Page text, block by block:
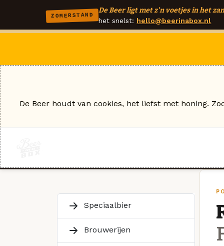
ZOMERSTAND
De Beer ligt met z'n voetjes in het
het snelst: hello@beerinabox.nl
Speciaalbier
Brouwerijen
De Beer houdt van cookies, het liefst met honing.